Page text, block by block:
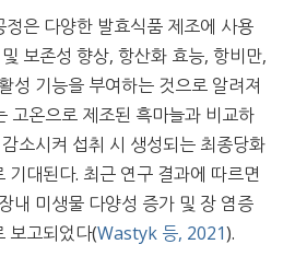
은 다양한 발효식품 제조에 사용
보존성 향상, 항산화 효능, 항비만,
성 기능을 부여하는 것으로 알려져
고온으로 제조된 흑마늘과 비교하
소시켜 섭취 시 생성되는 최종당화
대된다. 최근 연구 결과에 따르면
내 미생물 다양성 증가 및 장 염증
보고되었다(Wastyk 등, 2021).